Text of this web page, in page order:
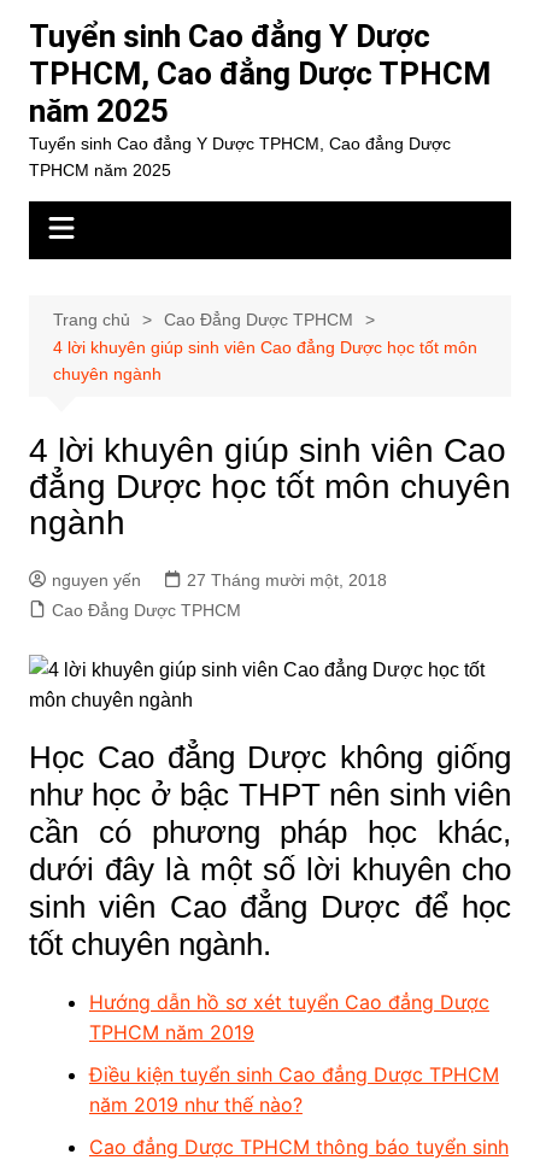
dung
Tuyển sinh Cao đẳng Y Dược
TPHCM, Cao đẳng Dược TPHCM
năm 2025
Tuyển sinh Cao đẳng Y Dược TPHCM, Cao đẳng Dược
TPHCM năm 2025
Trang chủ
Cao Đẳng Dược TPHCM
4 lời khuyên giúp sinh viên Cao đẳng Dược học tốt môn
chuyên ngành
4 lời khuyên giúp sinh viên Cao
đẳng Dược học tốt môn chuyên
ngành
nguyen yến
27 Tháng mười một, 2018
Cao Đẳng Dược TPHCM
Học Cao đẳng Dược không giống
như học ở bậc THPT nên sinh viên
cần có phương pháp học khác,
dưới đây là một số lời khuyên cho
sinh viên Cao đẳng Dược để học
tốt chuyên ngành.
Hướng dẫn hồ sơ xét tuyển Cao đẳng Dược
TPHCM năm 2019
Điều kiện tuyển sinh Cao đẳng Dược TPHCM
năm 2019 như thế nào?
Cao đẳng Dược TPHCM thông báo tuyển sinh